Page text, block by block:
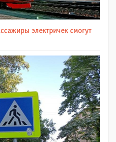
электричек смогут